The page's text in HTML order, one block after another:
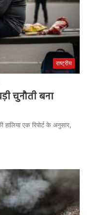
राष्ट्रीय
चुनौती बना
एक रिपोर्ट के अनुसार,